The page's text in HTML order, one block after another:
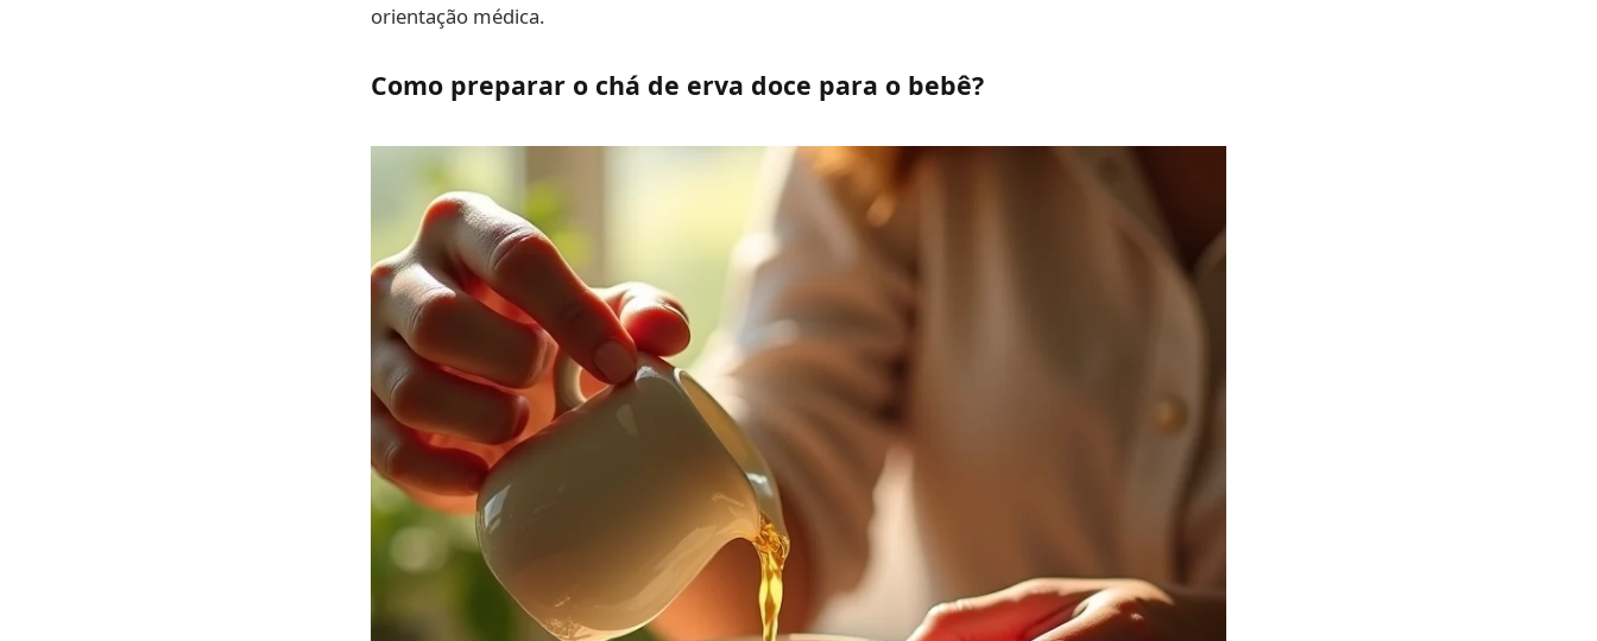
orientação médica.
Como preparar o chá de erva doce para o bebê?